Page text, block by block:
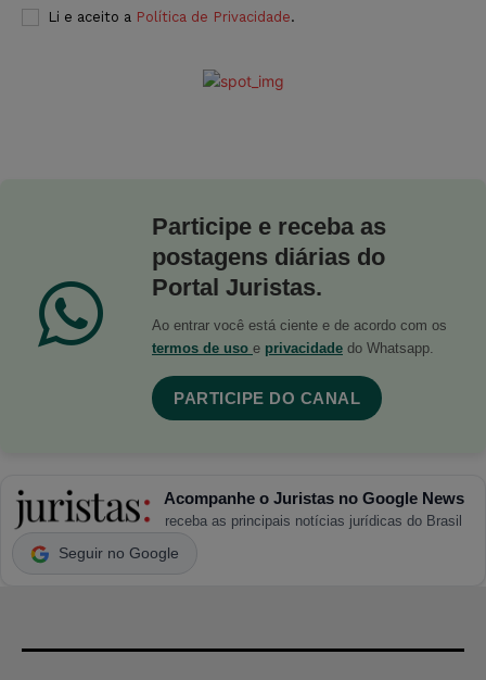
Li e aceito a Política de Privacidade.
Participe e receba as
postagens diárias do
Portal Juristas.
Ao entrar você está ciente e de acordo com os
termos de uso e privacidade do Whatsapp.
PARTICIPE DO CANAL
Acompanhe o Juristas no Google News
receba as principais notícias jurídicas do Brasil
Seguir no Google